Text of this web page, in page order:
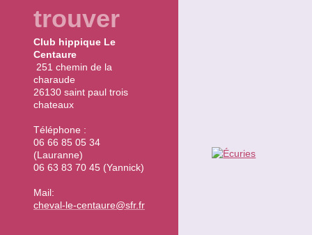
trouver
Club hippique Le
Centaure
251 chemin de la
charaude
26130 saint paul trois
chateaux
Téléphone :
06 66 85 05 34
(Lauranne)
06 63 83 70 45 (Yannick)
Mail:
cheval-le-centaure@sfr.fr